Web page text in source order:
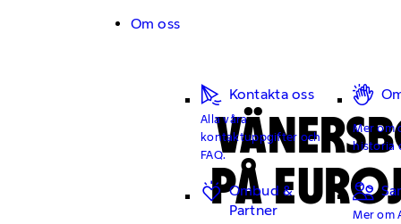
Om oss
Kontakta oss
Alla våra
kontaktuppgifter och
FAQ.
Mer om
historia
Ombud &
Partner
Mer om
PÅ